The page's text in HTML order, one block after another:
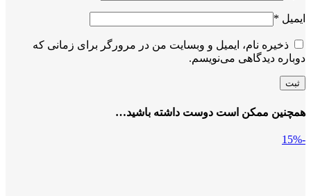
ایمیل *
ذخیره نام، ایمیل و وبسایت من در مرورگر برای زمانی که
دوباره دیدگاهی می‌نویسم.
همچنین ممکن است دوست داشته باشید…
-15%